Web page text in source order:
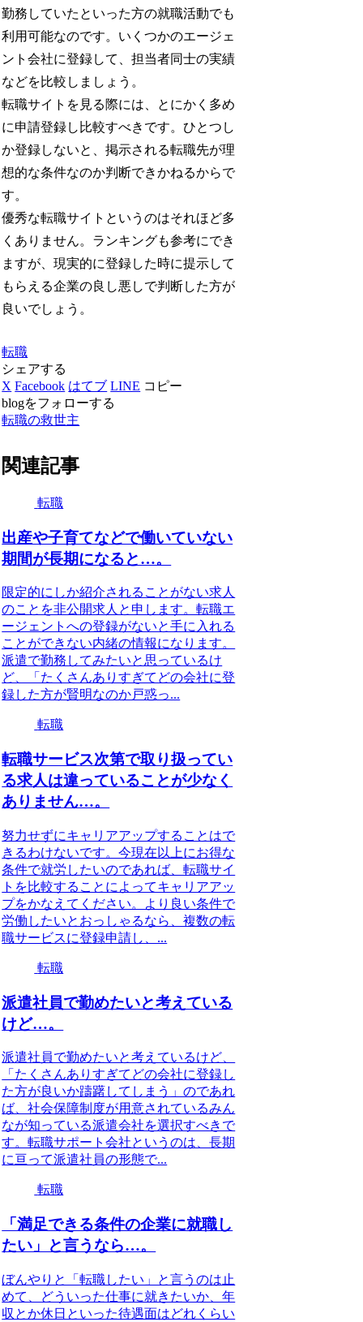
勤務していたといった方の就職活動でも
利用可能なのです。いくつかのエージェ
ント会社に登録して、担当者同士の実績
などを比較しましょう。
転職サイトを見る際には、とにかく多め
に申請登録し比較すべきです。ひとつし
か登録しないと、掲示される転職先が理
想的な条件なのか判断できかねるからで
す。
優秀な転職サイトというのはそれほど多
くありません。ランキングも参考にでき
ますが、現実的に登録した時に提示して
もらえる企業の良し悪しで判断した方が
良いでしょう。
転職
シェアする
X Facebook はてブ LINE コピー
blogをフォローする
転職の救世主
関連記事
転職
出産や子育てなどで働いていない
期間が長期になると…。
限定的にしか紹介されることがない求人
のことを非公開求人と申します。転職エ
ージェントへの登録がないと手に入れる
ことができない内緒の情報になります。
派遣で勤務してみたいと思っているけ
ど、「たくさんありすぎてどの会社に登
録した方が賢明なのか戸惑っ...
転職
転職サービス次第で取り扱ってい
る求人は違っていることが少なく
ありません…。
努力せずにキャリアアップすることはで
きるわけないです。今現在以上にお得な
条件で就労したいのであれば、転職サイ
トを比較することによってキャリアアッ
プをかなえてください。より良い条件で
労働したいとおっしゃるなら、複数の転
職サービスに登録申請し、...
転職
派遣社員で勤めたいと考えている
けど…。
派遣社員で勤めたいと考えているけど、
「たくさんありすぎてどの会社に登録し
た方が良いか躊躇してしまう」のであれ
ば、社会保障制度が用意されているみん
なが知っている派遣会社を選択すべきで
す。転職サポート会社というのは、長期
に亘って派遣社員の形態で...
転職
「満足できる条件の企業に就職し
たい」と言うなら…。
ぼんやりと「転職したい」と言うのは止
めて、どういった仕事に就きたいか、年
収とか休日といった待遇面はどれくらい